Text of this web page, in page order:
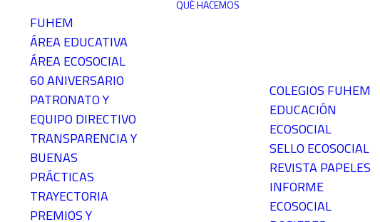
FUHEM
ÁREA EDUCATIVA
ÁREA ECOSOCIAL
60 ANIVERSARIO
PATRONATO Y
EQUIPO DIRECTIVO
TRANSPARENCIA Y
BUENAS
PRÁCTICAS
TRAYECTORIA
PREMIOS Y
QUÉ HACEMOS
COLEGIOS FUHEM
EDUCACIÓN
ECOSOCIAL
SELLO ECOSOCIAL
REVISTA PAPELES
INFORME
ECOSOCIAL